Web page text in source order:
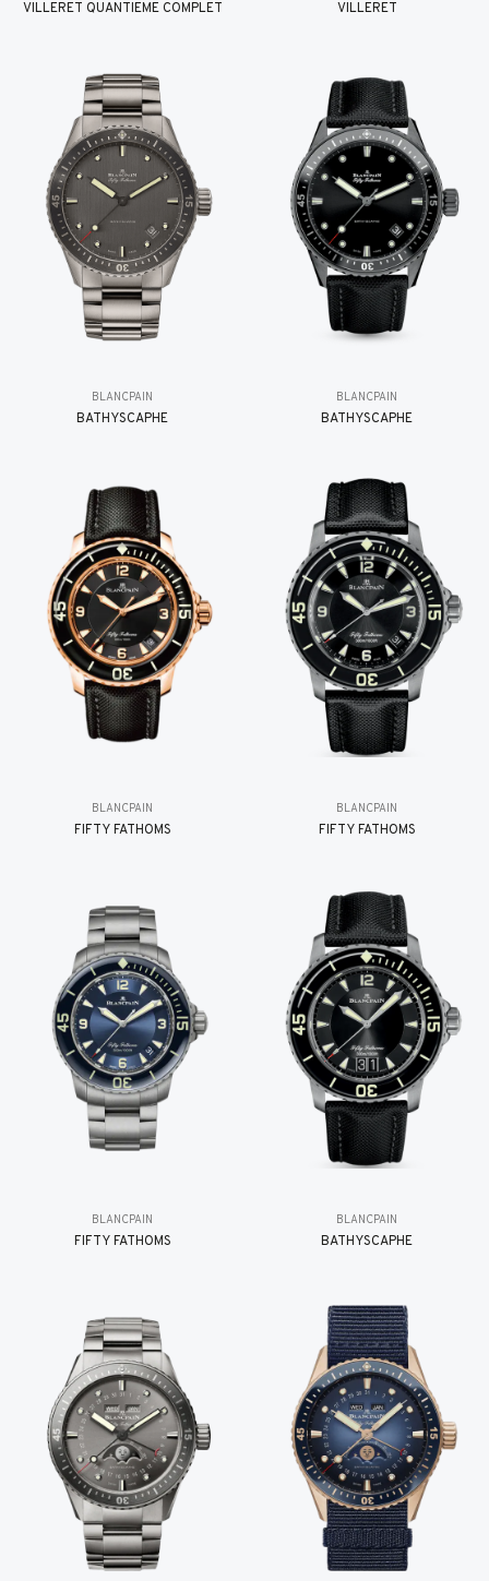
VILLERET QUANTIÈME COMPLET VILLERET
BLANCPAIN
BATHYSCAPHE
BLANCPAIN
BATHYSCAPHE
BLANCPAIN
FIFTY FATHOMS
BLANCPAIN
FIFTY FATHOMS
BLANCPAIN
FIFTY FATHOMS
BLANCPAIN
BATHYSCAPHE